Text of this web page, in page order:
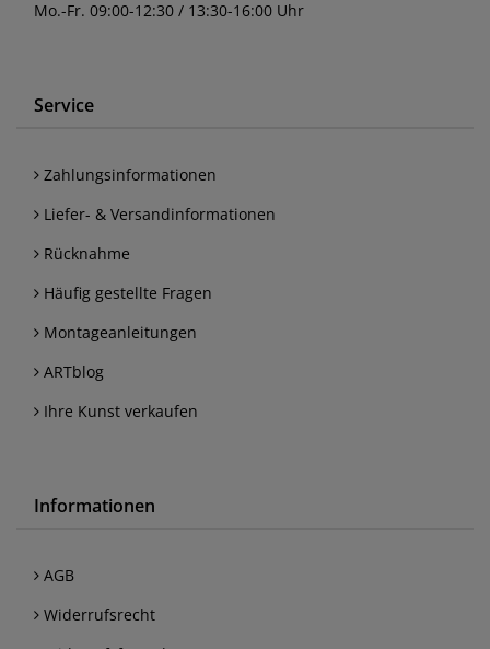
Mo.-Fr. 09:00-12:30 / 13:30-16:00 Uhr
Service
Zahlungsinformationen
Liefer- & Versandinformationen
Rücknahme
Häufig gestellte Fragen
Montageanleitungen
ARTblog
Ihre Kunst verkaufen
Informationen
AGB
Widerrufsrecht